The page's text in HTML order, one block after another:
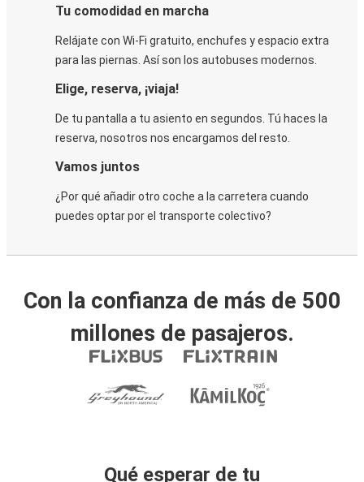
Tu comodidad en marcha
Relájate con Wi-Fi gratuito, enchufes y espacio extra
para las piernas. Así son los autobuses modernos.
Elige, reserva, ¡viaja!
De tu pantalla a tu asiento en segundos. Tú haces la
reserva, nosotros nos encargamos del resto.
Vamos juntos
¿Por qué añadir otro coche a la carretera cuando
puedes optar por el transporte colectivo?
Con la confianza de más de 500
millones de pasajeros.
Qué esperar de tu